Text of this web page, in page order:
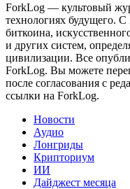
ForkLog — культовый
технологиях будущего.
биткоина,
и других систем,
цивилизации. Все
ForkLog. Вы можете
после согласования с
ссылки на ForkLog.
Новости
Аудио
Лонгриды
Крипториум
ИИ
Дайджест месяца